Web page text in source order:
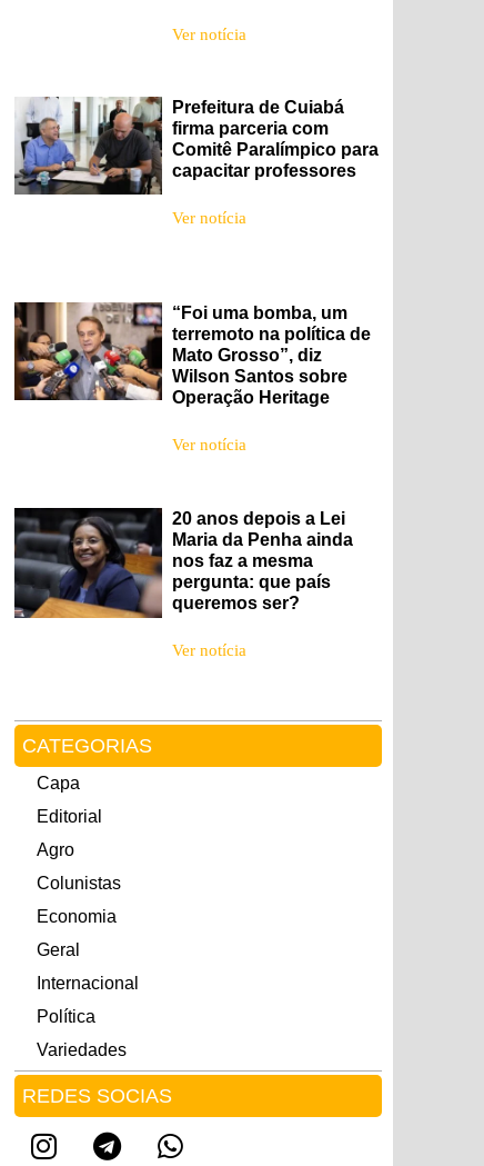
Ver notícia
Prefeitura de Cuiabá
firma parceria com
Comitê Paralímpico para
capacitar professores
Ver notícia
“Foi uma bomba, um
terremoto na política de
Mato Grosso”, diz
Wilson Santos sobre
Operação Heritage
Ver notícia
20 anos depois a Lei
Maria da Penha ainda
nos faz a mesma
pergunta: que país
queremos ser?
Ver notícia
CATEGORIAS
Capa
Editorial
Agro
Colunistas
Economia
Geral
Internacional
Política
Variedades
REDES SOCIAS